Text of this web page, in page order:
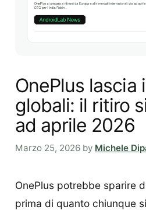
OnePlus lascia
globali: il ritiro
ad aprile 2026
Marzo 25, 2026 by Michele
OnePlus potrebbe sparire
prima di quanto chiunque